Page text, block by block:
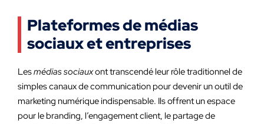
Plateformes de médias
sociaux et entreprises
Lesmédias sociauxont transcendé leur rôle traditionnel de
simples canaux de communication pour devenir un outil de
marketing numérique indispensable. Ils offrent un espace
pour le branding, l’engagement client, le partage de